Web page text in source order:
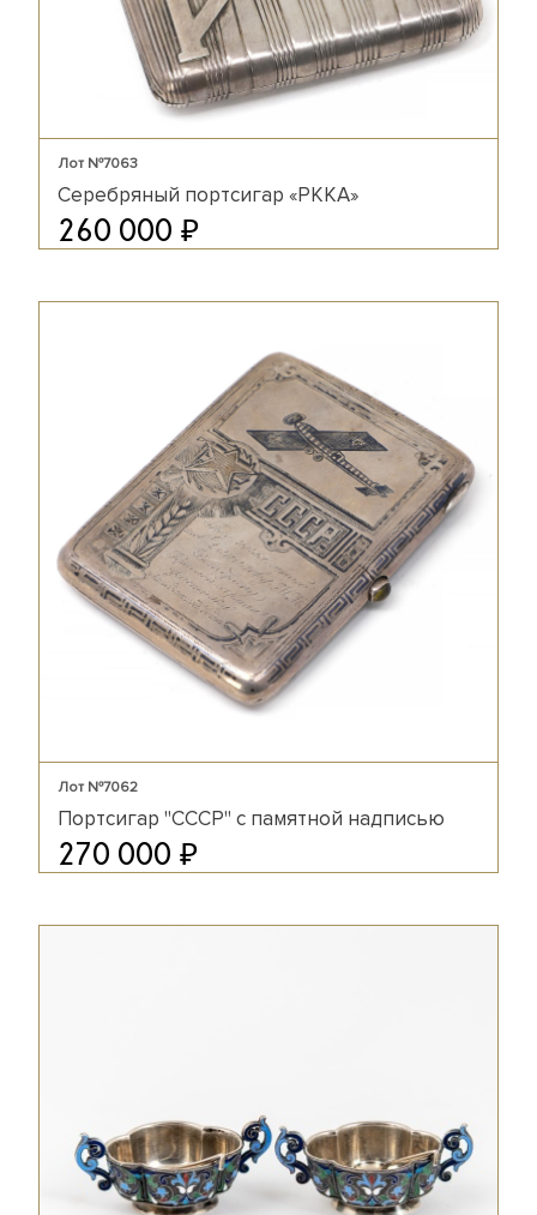
Лот №7063
Серебряный портсигар «РККА»
260 000 ₽
Лот №7062
Портсигар "СССР" с памятной надписью
270 000 ₽